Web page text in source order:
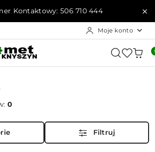
głównej
konto
głównego
Kontaktowy: 506 710 444
Moje konto
0
Filtruj